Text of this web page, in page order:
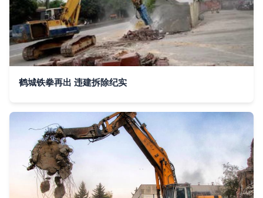
鹤城铁拳再出 违建拆除纪实